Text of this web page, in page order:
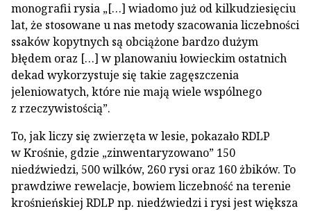
monografii rysia „[…] wiadomo już od kilkudziesięciu
lat, że stosowane u nas metody szacowania liczebności
ssaków kopytnych są obciążone bardzo dużym
błędem oraz […] w planowaniu łowieckim ostatnich
dekad wykorzystuje się takie zagęszczenia
jeleniowatych, które nie mają wiele wspólnego
z rzeczywistością”.
To, jak liczy się zwierzęta w lesie, pokazało RDLP
w Krośnie, gdzie „zinwentaryzowano” 150
niedźwiedzi, 500 wilków, 260 rysi oraz 160 żbików. To
prawdziwe rewelacje, bowiem liczebność na terenie
krośnieńskiej RDLP np. niedźwiedzi i rysi jest większa